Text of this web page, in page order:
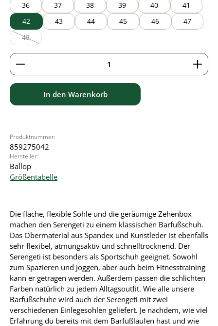
36 37 38 39 40
41
42
43 44 45 46
47
48
(Diese Option ist zurzeit nicht verfügbar.)
Produkt Anzahl: Gib den gewünschten Wert ein
In den Warenkorb
Produktnummer:
859275042
Hersteller:
Ballop
Größentabelle
Die flache, flexible Sohle und die geräumige Zehenbox
machen den Serengeti zu einem klassischen Barfußschuh.
Das Obermaterial aus Spandex und Kunstleder ist ebenfalls
sehr flexibel, atmungsaktiv und schnelltrocknend. Der
Serengeti ist besonders als Sportschuh geeignet. Sowohl
zum Spazieren und Joggen, aber auch beim Fitnesstraining
kann er getragen werden. Außerdem passen die schlichten
Farben natürlich zu jedem Alltagsoutfit. Wie alle unsere
Barfußschuhe wird auch der Serengeti mit zwei
verschiedenen Einlegesohlen geliefert. Je nachdem, wie viel
Erfahrung du bereits mit dem Barfußlaufen hast und wie